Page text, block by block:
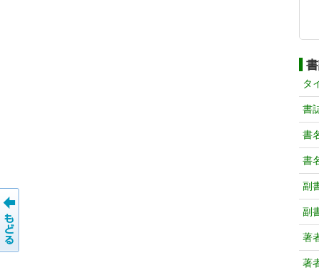
タ
書
書
書
副
副
著
著